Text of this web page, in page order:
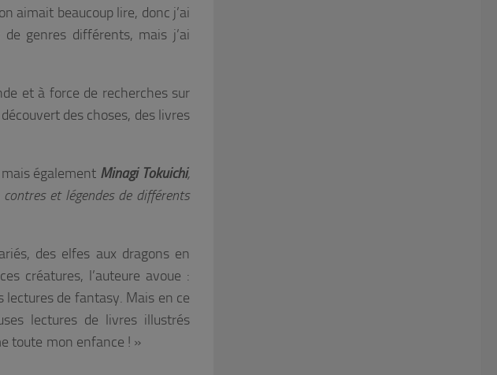
aimait beaucoup lire, donc j’ai
de genres différents, mais j’ai
et à force de recherches sur
des choses, des livres
également Minagi Tokuichi,
et légendes de différents
des elfes aux dragons en
créatures, l’auteure avoue :
lectures de fantasy. Mais en ce
lectures de livres illustrés
toute mon enfance ! »